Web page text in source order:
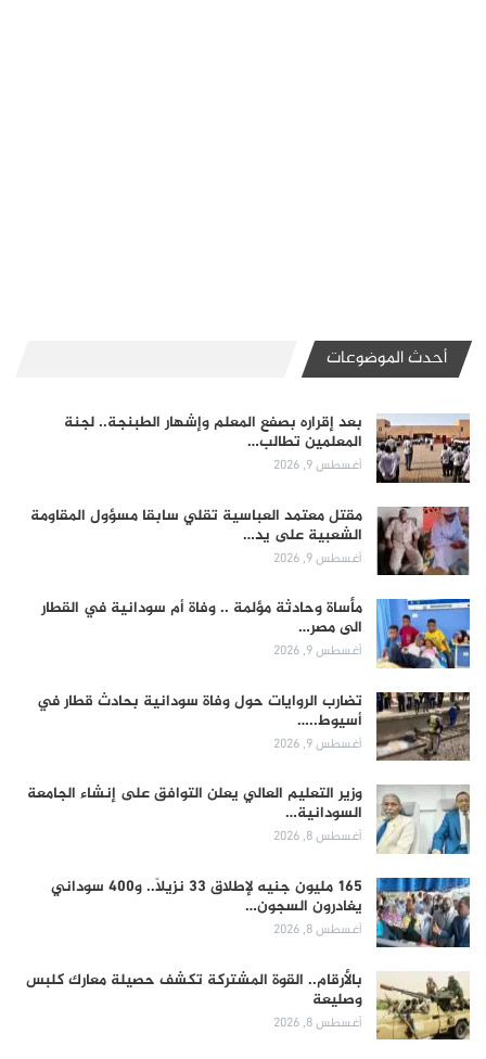
أحدث الموضوعات
بعد إقراره بصفع المعلم وإشهار الطبنجة.. لجنة
المعلمين تطالب…
أغسطس 9, 2026
مقتل معتمد العباسية تقلي سابقا مسؤول المقاومة
الشعبية على يد…
أغسطس 9, 2026
مأساة وحادثة مؤلمة .. وفاة أم سودانية في القطار
الى مصر…
أغسطس 9, 2026
تضارب الروايات حول وفاة سودانية بحادث قطار في
أسيوط..…
أغسطس 9, 2026
وزير التعليم العالي يعلن التوافق على إنشاء الجامعة
السودانية…
أغسطس 8, 2026
165 مليون جنيه لإطلاق 33 نزيلاً.. و400 سوداني
يغادرون السجون…
أغسطس 8, 2026
بالأرقام.. القوة المشتركة تكشف حصيلة معارك كلبس
وصليعة
أغسطس 8, 2026